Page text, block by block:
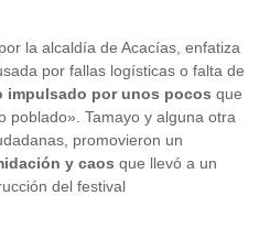
la alcaldía de Acacías, enfatiza
por fallas logísticas o falta de
impulsado por unos pocos que
poblado». Tamayo y alguna otra
promovieron un
y caos que llevó a un
del festival